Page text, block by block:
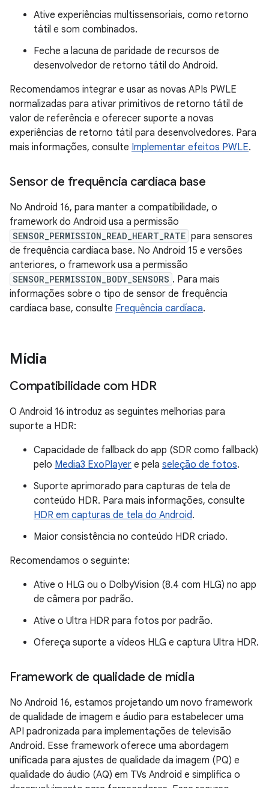
Ative experiências multissensoriais, como retorno
tátil e som combinados.
Feche a lacuna de paridade de recursos de
desenvolvedor de retorno tátil do Android.
Recomendamos integrar e usar as novas APIs PWLE
normalizadas para ativar primitivos de retorno tátil de
valor de referência e oferecer suporte a novas
experiências de retorno tátil para desenvolvedores. Para
mais informações, consulte Implementar efeitos PWLE.
Sensor de frequência cardíaca base
No Android 16, para manter a compatibilidade, o
framework do Android usa a permissão
SENSOR_PERMISSION_READ_HEART_RATE para sensores
de frequência cardíaca base. No Android 15 e versões
anteriores, o framework usa a permissão
SENSOR_PERMISSION_BODY_SENSORS . Para mais
informações sobre o tipo de sensor de frequência
cardíaca base, consulte Frequência cardíaca.
Mídia
Compatibilidade com HDR
O Android 16 introduz as seguintes melhorias para
suporte a HDR:
Capacidade de fallback do app (SDR como fallback)
pelo Media3 ExoPlayer e pela seleção de fotos.
Suporte aprimorado para capturas de tela de
conteúdo HDR. Para mais informações, consulte
HDR em capturas de tela do Android.
Maior consistência no conteúdo HDR criado.
Recomendamos o seguinte:
Ative o HLG ou o DolbyVision (8.4 com HLG) no app
de câmera por padrão.
Ative o Ultra HDR para fotos por padrão.
Ofereça suporte a vídeos HLG e captura Ultra HDR.
Framework de qualidade de mídia
No Android 16, estamos projetando um novo framework
de qualidade de imagem e áudio para estabelecer uma
API padronizada para implementações de televisão
Android. Esse framework oferece uma abordagem
unificada para ajustes de qualidade da imagem (PQ) e
qualidade do áudio (AQ) em TVs Android e simplifica o